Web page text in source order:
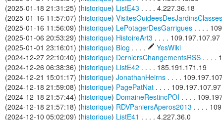
(2025-01-18 21:31:25) (historique) ListE43 . . . . 4.227.36.18
(2025-01-16 11:57:07) (historique)
(2025-01-16 11:56:09) (historique) LePotagerDesGarrigues . . . .
(2025-01-06 20:53:29) (historique) HistoireArt3 . . . . 109.197.107.97
(2025-01-01 23:16:01) (historique) Blog . . . .
YesWiki
(2024-12-27 22:10:40) (historique) DerniersChangementsRSS . . . .
(2024-12-26 06:38:36) (historique) ListE42 . . . . 185.191.171.19
(2024-12-21 15:01:17) (historique) JonathanHeirns . . . .
(2024-12-18 21:59:08) (historique) PagePatNat . . . . 109.197.107.97
(2024-12-18 21:57:44) (historique) DomaineRestincPOI . . . .
(2024-12-18 21:57:18) (historique) RDVPaniersAperos2013 . . . .
(2024-12-10 05:02:09) (historique) ListE41 . . . . 4.227.36.0